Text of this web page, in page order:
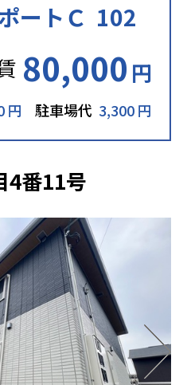
ートＣ 102
80,000 円
円 駐車場代 3,300 円
4番11号